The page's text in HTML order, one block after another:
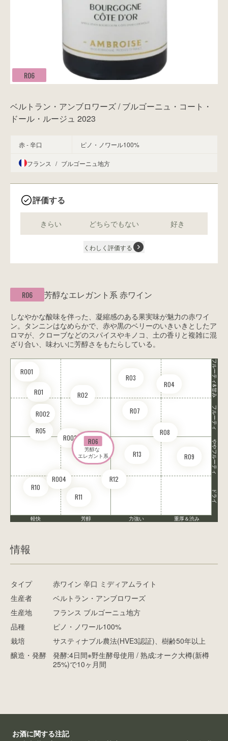
R06
ベルトラン・アンブロワーズ / ブルゴーニュ・コート・
ドール・ルージュ 2023
赤 - 辛口 ピノ・ノワール100%
フランス / ブルゴーニュ地方
評価する
きらい どちらでもない 好き
くわしく評価する
R06 芳醇なエレガント系 赤ワイン
しなやかな酸味を伴った、凝縮感のある果実味が魅力の赤ワイ
ン。タンニンはなめらかで、赤や黒のベリーのいきいきとしたア
ロマが、クローブなどのスパイスやキノコ、土の香りと複雑に混
ざり合い、味わいに芳醇さをもたらしている。
R01 R02
R03
R04
R05
R06
芳醇な
エレガント系
R07
R08
R09
R10
R11
R12
R13
RO01
RO02
RO03
RO04
フルーティ&甘み
フルーティ
ややフルーティ
ドライ
軽快 芳醇 力強い 重厚＆渋み
情報
タイプ
赤ワイン 辛口 ミディアムライト
生産者
ベルトラン・アンブロワーズ
生産地
フランス ブルゴーニュ地方
品種
ピノ・ノワール100%
栽培
サスティナブル農法(HVE3認証)、樹齢50年以上
醸造・発酵
発酵:4日間※野生酵母使用 / 熟成:オーク大樽(新樽
25%)で10ヶ月間
お酒に関する注記